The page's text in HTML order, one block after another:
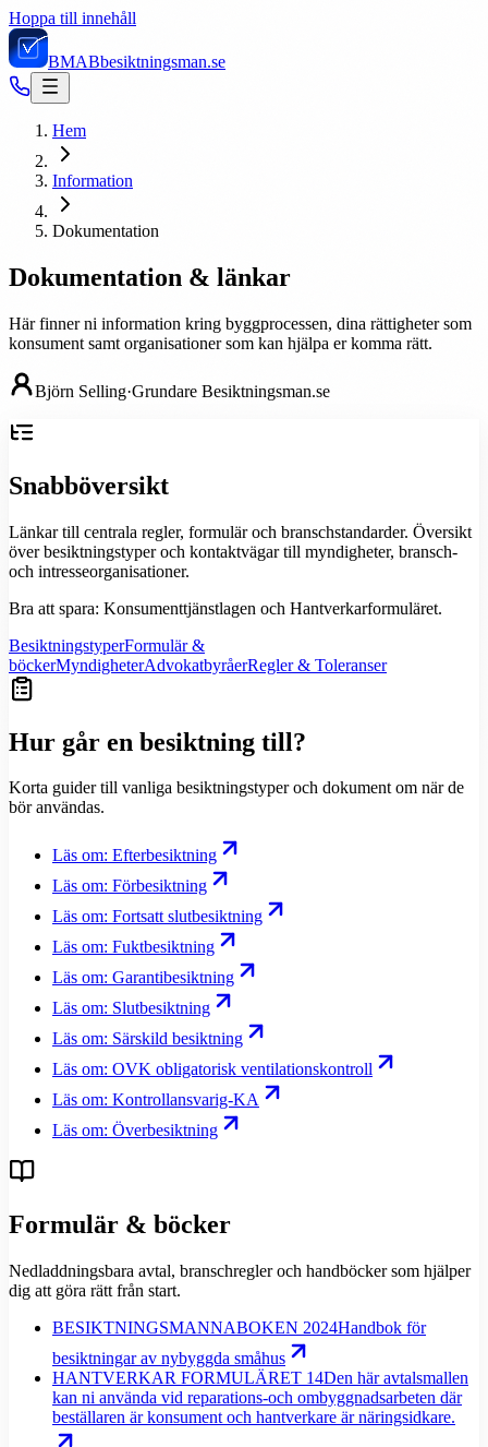
Hoppa till innehåll
BMABbesiktningsman.se
Hem
Information
Dokumentation
Dokumentation & länkar
Här finner ni information kring byggprocessen, dina rättigheter som
konsument samt organisationer som kan hjälpa er komma rätt.
Björn Selling·Grundare Besiktningsman.se
Snabböversikt
Länkar till centrala regler, formulär och branschstandarder. Översikt
över besiktningstyper och kontaktvägar till myndigheter, bransch-
och intresseorganisationer.
Bra att spara: Konsumenttjänstlagen och Hantverkarformuläret.
BesiktningstyperFormulär &
böckerMyndigheterAdvokatbyråerRegler & Toleranser
Hur går en besiktning till?
Korta guider till vanliga besiktningstyper och dokument om när de
bör användas.
Läs om: Efterbesiktning
Läs om: Förbesiktning
Läs om: Fortsatt slutbesiktning
Läs om: Fuktbesiktning
Läs om: Garantibesiktning
Läs om: Slutbesiktning
Läs om: Särskild besiktning
Läs om: OVK obligatorisk ventilationskontroll
Läs om: Kontrollansvarig-KA
Läs om: Överbesiktning
Formulär & böcker
Nedladdningsbara avtal, branschregler och handböcker som hjälper
dig att göra rätt från start.
BESIKTNINGSMANNABOKEN 2024Handbok för
besiktningar av nybyggda småhus
HANTVERKAR FORMULÄRET 14Den här avtalsmallen
kan ni använda vid reparations-och ombyggnadsarbeten där
beställaren är konsument och hantverkare är näringsidkare.